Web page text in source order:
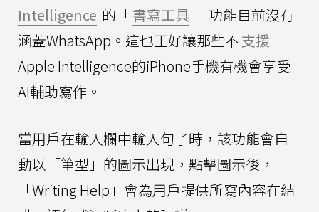
Intelligence 的「書寫工具 」功能目前沒有
涵蓋WhatsApp。這也正好讓那些不支援
Apple Intelligence的iPhone手機有機會享受
AI輔助寫作。
當用戶在輸入欄中輸入句子時，該功能會自
動以「筆型」的圖示出現，點擊圖示後，
「Writing Help」會為用戶提供所寫內容在結